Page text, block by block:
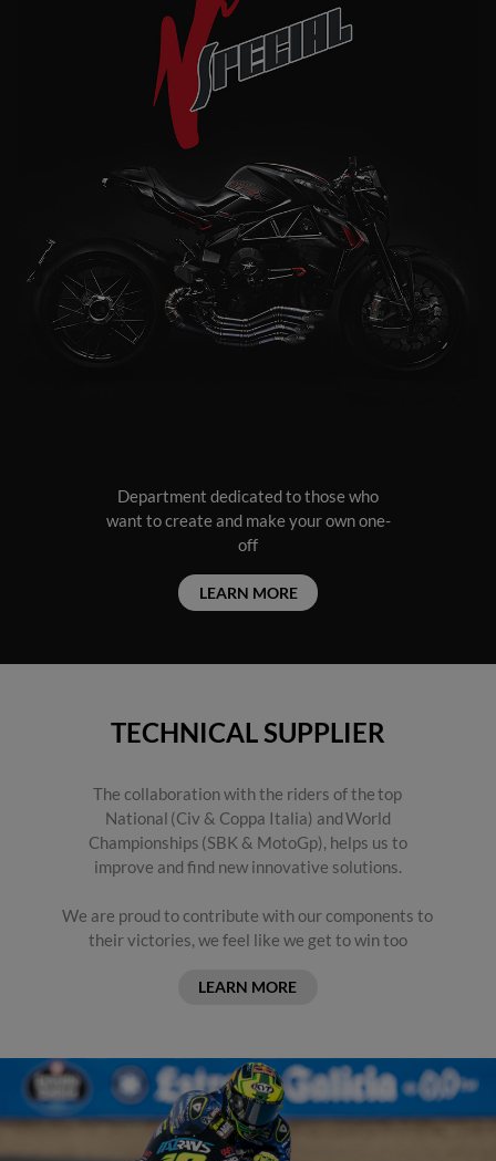
Department dedicated to those who
want to create and make your own one-
off
LEARN MORE
TECHNICAL SUPPLIER
The collaboration with the riders of the top
National (Civ & Coppa Italia) and World
Championships (SBK & MotoGp), helps us to
improve and find new innovative solutions.
We are proud to contribute with our components to
their victories, we feel like we get to win too​​​​​​
LEARN MORE